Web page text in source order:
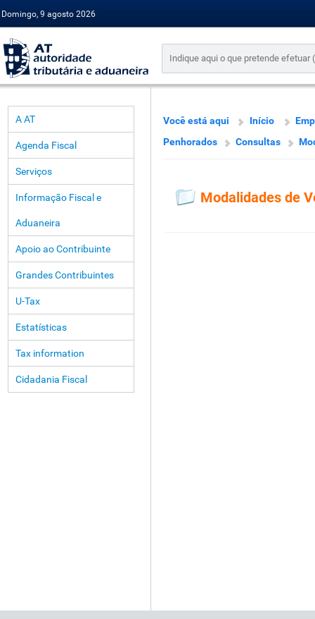
Domingo, 9 agosto 2026
A AT
Agenda Fiscal
Serviços
Informação Fiscal e
Aduaneira
Apoio ao Contribuinte
Grandes Contribuintes
U-Tax
Estatísticas
Tax information
Cidadania Fiscal
Você está aqui Início
Penhorados
Consultas
Modalidades de